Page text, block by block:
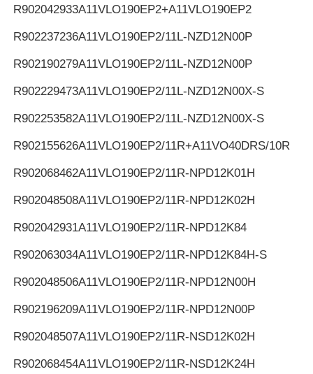
R902042933A11VLO190EP2+A11VLO190EP2
R902237236A11VLO190EP2/11L-NZD12N00P
R902190279A11VLO190EP2/11L-NZD12N00P
R902229473A11VLO190EP2/11L-NZD12N00X-S
R902253582A11VLO190EP2/11L-NZD12N00X-S
R902155626A11VLO190EP2/11R+A11VO40DRS/10R
R902068462A11VLO190EP2/11R-NPD12K01H
R902048508A11VLO190EP2/11R-NPD12K02H
R902042931A11VLO190EP2/11R-NPD12K84
R902063034A11VLO190EP2/11R-NPD12K84H-S
R902048506A11VLO190EP2/11R-NPD12N00H
R902196209A11VLO190EP2/11R-NPD12N00P
R902048507A11VLO190EP2/11R-NSD12K02H
R902068454A11VLO190EP2/11R-NSD12K24H